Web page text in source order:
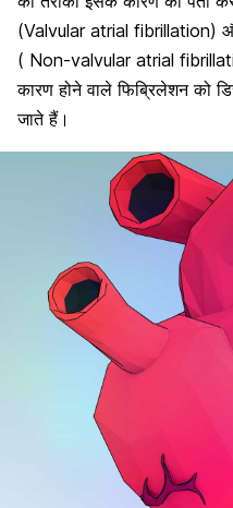
(Valvular atrial fibrillation)
( Non-valvular atrial
कारण होने वाले फिब्रिलेशन को
जाते हैं।